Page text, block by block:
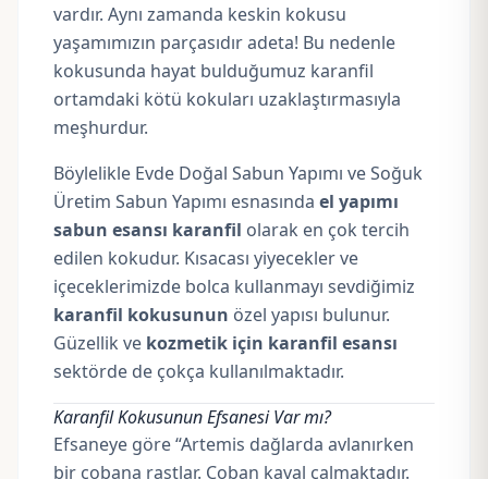
vardır. Aynı zamanda keskin kokusu
yaşamımızın parçasıdır adeta! Bu nedenle
kokusunda hayat bulduğumuz karanfil
ortamdaki kötü kokuları uzaklaştırmasıyla
meşhurdur.
Böylelikle Evde Doğal Sabun Yapımı ve Soğuk
Üretim Sabun Yapımı esnasında el yapımı
sabun esansı karanfil olarak en çok tercih
edilen kokudur. Kısacası yiyecekler ve
içeceklerimizde bolca kullanmayı sevdiğimiz
karanfil kokusunun özel yapısı bulunur.
Güzellik ve kozmetik için karanfil esansı
sektörde de çokça kullanılmaktadır.
Karanfil Kokusunun Efsanesi Var mı?
Efsaneye göre “Artemis dağlarda avlanırken
bir çobana rastlar. Çoban kaval çalmaktadır.